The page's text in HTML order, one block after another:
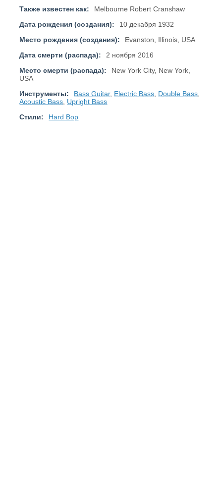
Также известен как:
Melbourne Robert Cranshaw
Дата рождения (создания):
10 декабря 1932
Место рождения (создания):
Evanston, Illinois, USA
Дата смерти (распада):
2 ноября 2016
Место смерти (распада):
New York City, New York,
USA
Инструменты:
Bass Guitar, Electric Bass Double Bass
Acoustic Bass Upright Bass
Стили:
Hard Bop